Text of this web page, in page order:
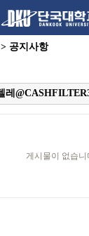
공지사항
게시물이 없습니